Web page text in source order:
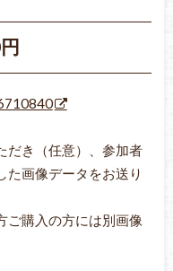
だき（任意）、参加者
た画像データをお送り
ご購入の方には別画像